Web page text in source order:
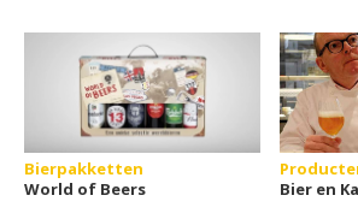
Bierpakketten
World of Beers
Bier en